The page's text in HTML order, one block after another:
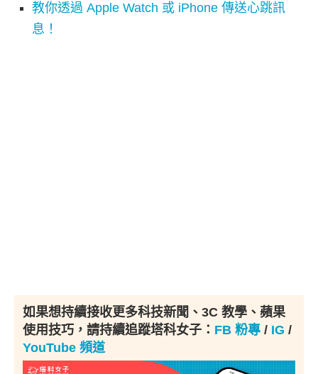
教你透過 Apple Watch 或 iPhone 傳送心跳訊
息！
如果想持續接收更多科技新聞、3C 教學、蘋果
使用技巧，請持續追蹤塔科女子： FB 粉專 / IG /
YouTube 頻道